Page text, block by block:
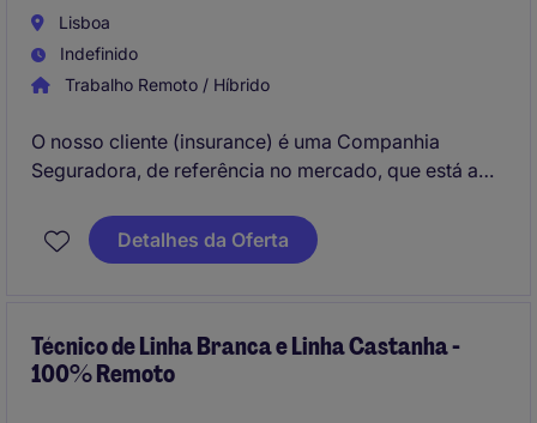
Lisboa
Indefinido
Trabalho Remoto / Híbrido
O nosso cliente (insurance) é uma Companhia
Seguradora, de referência no mercado, que está a
para os escritórios de Lisboa (Lisbon). Este
departamento tem como finalidade garantir a gestão
como Centros de Excelência nas suas respetivas
áreas de atuação e intervenção.
Detalhes da Oferta
Técnico de Linha Branca e Linha Castanha -
100% Remoto